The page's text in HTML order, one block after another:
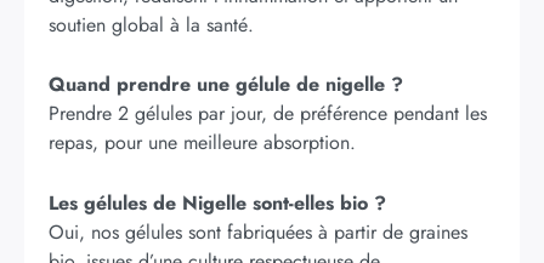
soutien global à la santé.
Quand prendre une gélule de nigelle ?
Prendre 2 gélules par jour, de préférence pendant les
repas, pour une meilleure absorption.
Les gélules de Nigelle sont-elles bio ?
Oui, nos gélules sont fabriquées à partir de graines